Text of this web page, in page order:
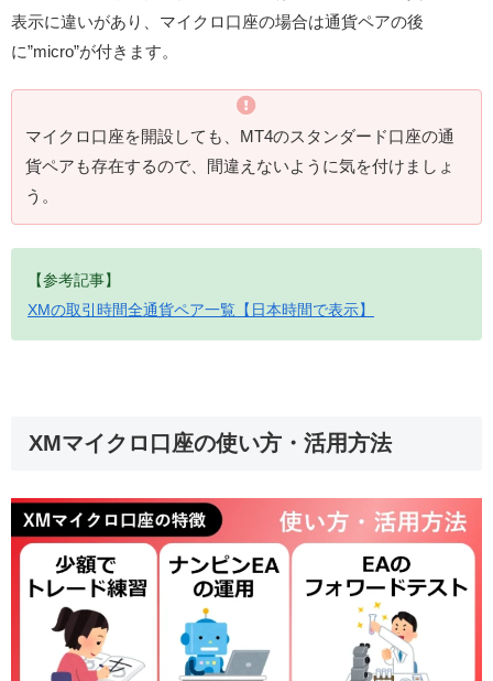
表示に違いがあり、マイクロ口座の場合は通貨ペアの後
に”micro”が付きます。
マイクロ口座を開設しても、MT4のスタンダード口座の通
貨ペアも存在するので、間違えないように気を付けましょ
う。
【参考記事】
XMの取引時間全通貨ペア一覧【日本時間で表示】
XMマイクロ口座の使い方・活用方法